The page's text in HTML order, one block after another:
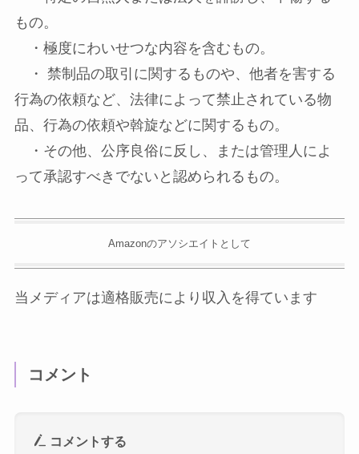
もの。
・極度にわいせつな内容を含むもの。
・ 禁制品の取引に関するものや、他者を害する
行為の依頼など、法律によって禁止されている物
品、行為の依頼や斡旋などに関するもの。
・その他、公序良俗に反し、または管理人によ
って承認すべきでないと認められるもの。
Amazonのアソシエイトとして
当メディアは適格販売により収入を得ています
コメント
コメントする